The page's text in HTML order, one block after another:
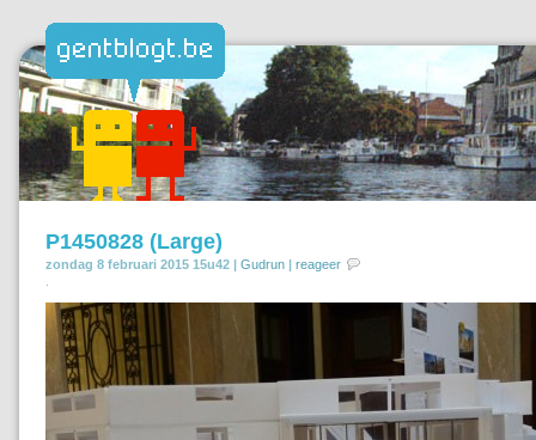
P1450828 (Large)
zondag 8 februari 2015 15u42 | Gudrun | reageer